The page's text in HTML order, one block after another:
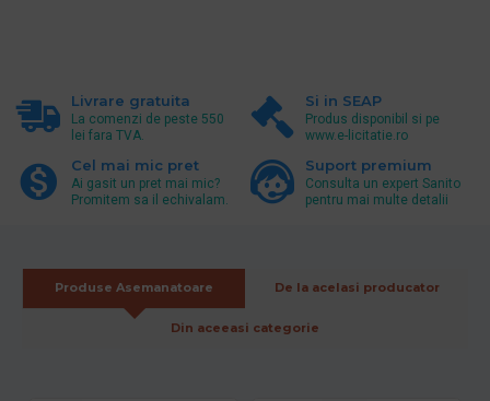
Livrare gratuita
La comenzi de peste 550
lei fara TVA.
Si in SEAP
Produs disponibil si pe
www.e-licitatie.ro
Cel mai mic pret
Ai gasit un pret mai mic?
Promitem sa il echivalam.
Suport premium
Consulta un expert Sanito
pentru mai multe detalii
Produse Asemanatoare De la acelasi producator
Din aceeasi categorie